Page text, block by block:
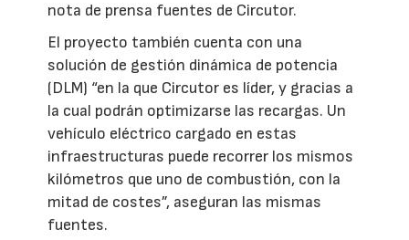
nota de prensa fuentes de Circutor.
El proyecto también cuenta con una
solución de gestión dinámica de potencia
(DLM) “en la que Circutor es líder, y gracias a
la cual podrán optimizarse las recargas. Un
vehículo eléctrico cargado en estas
infraestructuras puede recorrer los mismos
kilómetros que uno de combustión, con la
mitad de costes”, aseguran las mismas
fuentes.